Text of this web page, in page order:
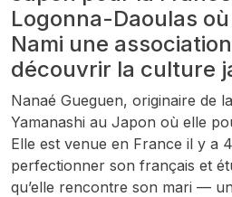
Logonna-Daoulas
Nami une
découvrir la culture
Nanaé Gueguen, originaire de
Yamanashi au Japon où elle
Elle est venue en France il y a
perfectionner son français et
qu’elle rencontre son mari —